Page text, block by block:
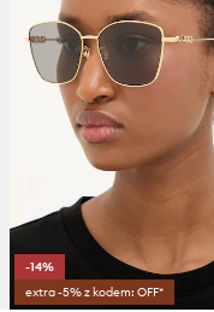
-14%
extra -5% z kodem: OFF*